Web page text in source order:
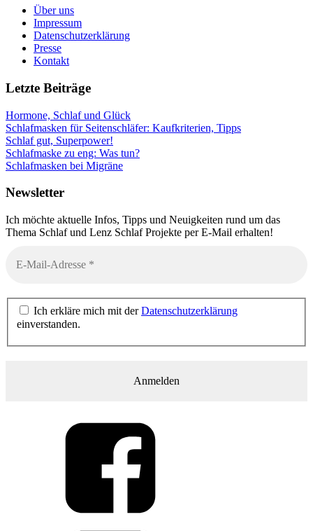
Über uns
Impressum
Datenschutzerklärung
Presse
Kontakt
Letzte Beiträge
Hormone, Schlaf und Glück
Schlafmasken für Seitenschläfer: Kaufkriterien, Tipps
Schlaf gut, Superpower!
Schlafmaske zu eng: Was tun?
Schlafmasken bei Migräne
Newsletter
Ich möchte aktuelle Infos, Tipps und Neuigkeiten rund um das
Thema Schlaf und Lenz Schlaf Projekte per E-Mail erhalten!
Ich erkläre mich mit derDatenschutzerklärung
einverstanden.